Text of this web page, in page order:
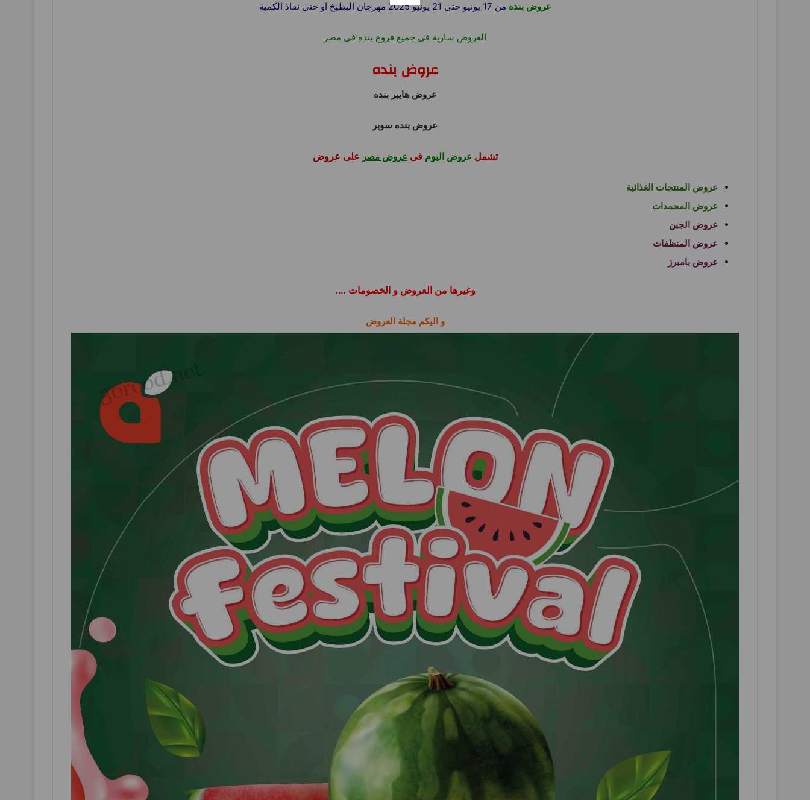
عروض بنده من 17 يونيو حتى 21 يونيو 2025 مهرجان البطيخ او حتى نفاذ الكمية
العروض سارية فى جميع فروع بنده فى مصر
عروض بنده
عروض هايبر بنده
عروض بنده سوبر
تشمل عروض اليوم فى عروض مصر على عروض
عروض المنتجات الغذائية
عروض المجمدات
عروض الجبن
عروض المنظفات
عروض بامبرز
وغيرها من العروض و الخصومات ….
و اليكم مجلة العروض